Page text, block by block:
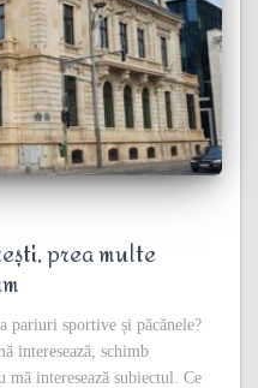
prea multe
pariuri sportive și păcănele?
interesează, schimb
interesează subiectul. Ce